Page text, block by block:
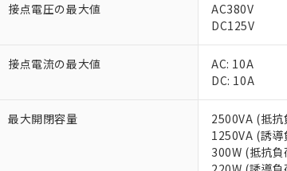
接点電圧の最大値
AC380V
DC125V
接点電流の最大値
AC: 10A
DC: 10A
最大開閉容量
2500VA (抵抗
1250VA (誘
300W (抵抗負
対応済み：EU RoHS指令（10
対応予定：EU RoHS指令（10物
対応予定なし：EU RoHS指令（
調査・確認中：EU RoHS指令（
非該当品：ライセンス料など無形